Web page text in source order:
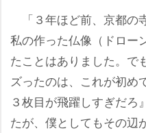
「３年ほど前、京都の
私の作った仏像（ドロー
たことはありました。で
ズったのは、これが初め
３枚目が飛躍しすぎだろ
たが、僕としてもその辺